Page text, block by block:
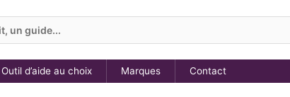
un guide...
Outil d’aide au choix Marques Contact